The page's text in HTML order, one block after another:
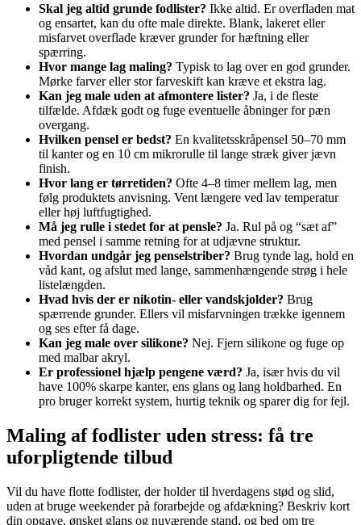
Skal jeg altid grunde fodlister? Ikke altid. Er overfladen mat
og ensartet, kan du ofte male direkte. Blank, lakeret eller
misfarvet overflade kræver grunder for hæftning eller
spærring.
Hvor mange lag maling? Typisk to lag over en god grunder.
Mørke farver eller stor farveskift kan kræve et ekstra lag.
Kan jeg male uden at afmontere lister? Ja, i de fleste
tilfælde. Afdæk godt og fuge eventuelle åbninger for pæn
overgang.
Hvilken pensel er bedst? En kvalitetsskråpensel 50–70 mm
til kanter og en 10 cm mikrorulle til lange stræk giver jævn
finish.
Hvor lang er tørretiden? Ofte 4–8 timer mellem lag, men
følg produktets anvisning. Vent længere ved lav temperatur
eller høj luftfugtighed.
Må jeg rulle i stedet for at pensle? Ja. Rul på og “sæt af”
med pensel i samme retning for at udjævne struktur.
Hvordan undgår jeg penselstriber? Brug tynde lag, hold en
våd kant, og afslut med lange, sammenhængende strøg i hele
listelængden.
Hvad hvis der er nikotin- eller vandskjolder? Brug
spærrende grunder. Ellers vil misfarvningen trække igennem
og ses efter få dage.
Kan jeg male over silikone? Nej. Fjern silikone og fuge op
med malbar akryl.
Er professionel hjælp pengene værd? Ja, især hvis du vil
have 100% skarpe kanter, ens glans og lang holdbarhed. En
pro bruger korrekt system, hurtig teknik og sparer dig for fejl.
Maling af fodlister uden stress: få tre
uforpligtende tilbud
Vil du have flotte fodlister, der holder til hverdagens stød og slid,
uden at bruge weekender på forarbejde og afdækning? Beskriv kort
din opgave, ønsket glans og nuværende stand, og bed om tre